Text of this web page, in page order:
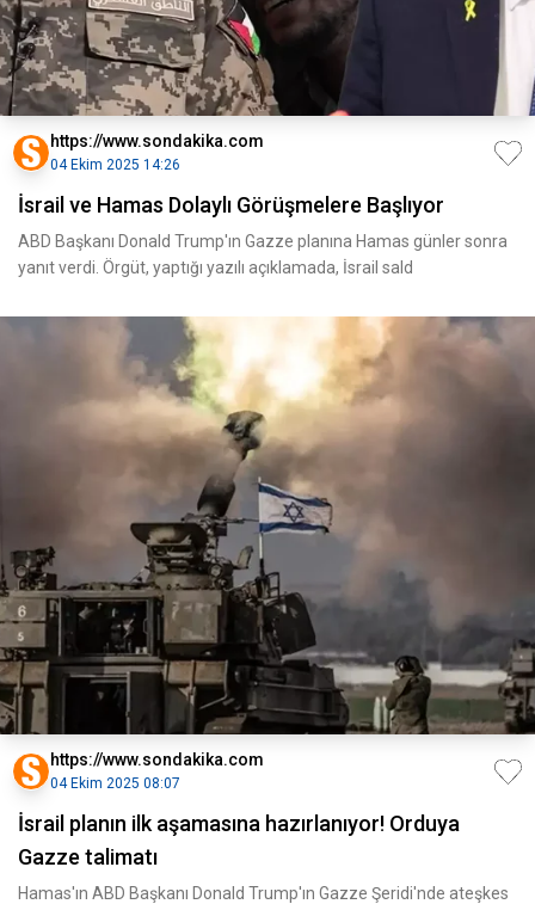
https://www.sondakika.com
04 Ekim 2025 14:26
İsrail ve Hamas Dolaylı Görüşmelere Başlıyor
ABD Başkanı Donald Trump'ın Gazze planına Hamas günler sonra
yanıt verdi. Örgüt, yaptığı yazılı açıklamada, İsrail sald
https://www.sondakika.com
04 Ekim 2025 08:07
İsrail planın ilk aşamasına hazırlanıyor! Orduya
Gazze talimatı
Hamas'ın ABD Başkanı Donald Trump'ın Gazze Şeridi'nde ateşkes